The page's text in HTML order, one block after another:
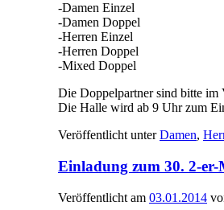
-Damen Einzel
-Damen Doppel
-Herren Einzel
-Herren Doppel
-Mixed Doppel
Die Doppelpartner sind bitte im
Die Halle wird ab 9 Uhr zum
Veröffentlicht unter Damen,
Einladung zum 30. 2-
Veröffentlicht am 03.01.2014